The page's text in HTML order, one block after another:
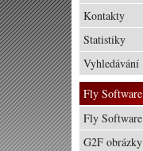
Kontakty
Statistiky
Vyhledávání
Fly
Fly Software
G2F obrázky